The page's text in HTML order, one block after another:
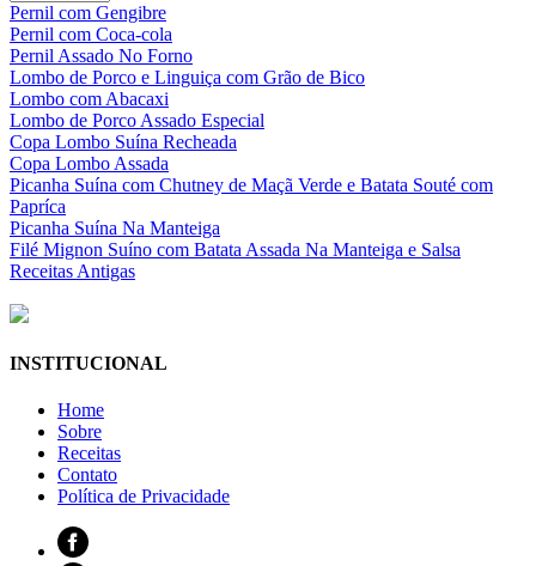
Pernil com Gengibre
Pernil com Coca-cola
Pernil Assado No Forno
Lombo de Porco e Linguiça com Grão de Bico
Lombo com Abacaxi
Lombo de Porco Assado Especial
Copa Lombo Suína Recheada
Copa Lombo Assada
Picanha Suína com Chutney de Maçã Verde e Batata Souté com
Papríca
Picanha Suína Na Manteiga
Filé Mignon Suíno com Batata Assada Na Manteiga e Salsa
Receitas Antigas
INSTITUCIONAL
Home
Sobre
Receitas
Contato
Política de Privacidade